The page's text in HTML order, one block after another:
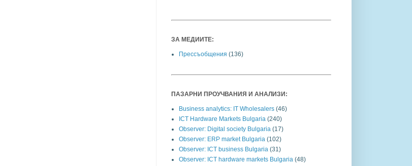
ЗА МЕДИИТЕ:
Прессъобщения (136)
ПАЗАРНИ ПРОУЧВАНИЯ И АНАЛИЗИ:
Business analytics: IT Wholesalers (46)
ICT Hardware Markets Bulgaria (240)
Observer: Digital society Bulgaria (17)
Observer: ERP market Bulgaria (102)
Observer: ICT business Bulgaria (31)
Observer: ICT hardware markets Bulgaria (48)